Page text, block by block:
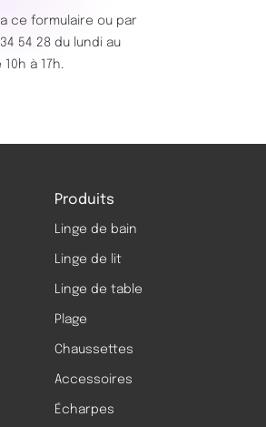
ce formulaire ou par
54 28du lundi au
à 17h.
Produits
Linge de bain
Linge de lit
Linge de table
Plage
Chaussettes
Accessoires
Écharpes